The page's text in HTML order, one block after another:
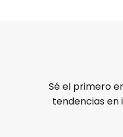
Sé el primero
tendencias en